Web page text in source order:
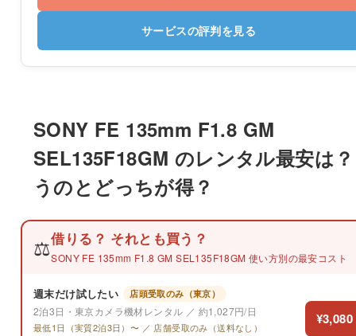
サービスの評判を見る
SONY FE 135mm F1.8 GM
SEL135F18GM のレンタル最安は
うのとどっちが得？
⚖️借りる？ それとも買う？
SONY FE 135mm F1.8 GM SEL135F18GM 使い方別の最安コスト
週末だけ試したい 店頭受取のみ（東京）
2泊3日・東京カメラ機材レンタル ／ 約1,027円/日
最低1日（実質2泊3日）〜 ／ 店舗受取のみ（送料なし） ¥3,080